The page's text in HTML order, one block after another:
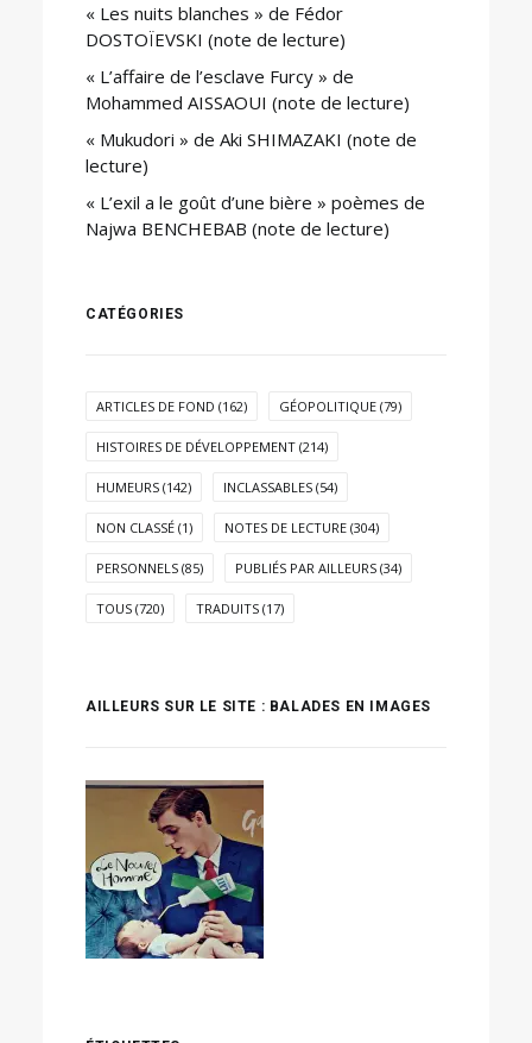
« Les nuits blanches » de Fédor
DOSTOÏEVSKI (note de lecture)
« L’affaire de l’esclave Furcy » de
Mohammed AISSAOUI (note de lecture)
« Mukudori » de Aki SHIMAZAKI (note de
lecture)
« L’exil a le goût d’une bière » poèmes de
Najwa BENCHEBAB (note de lecture)
CATÉGORIES
ARTICLES DE FOND (162) GÉOPOLITIQUE (79)
HISTOIRES DE DÉVELOPPEMENT (214)
HUMEURS (142) INCLASSABLES (54)
NON CLASSÉ (1) NOTES DE LECTURE (304)
PERSONNELS (85) PUBLIÉS PAR AILLEURS (34)
TOUS (720) TRADUITS (17)
AILLEURS SUR LE SITE : BALADES EN IMAGES